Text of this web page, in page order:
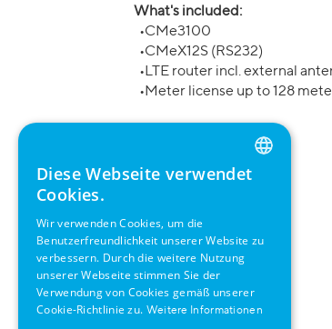
What's included:
•CMe3100
•CMeX12S (RS232)
•LTE router incl. external
•Meter license up to 128
ENGLISH
SWEDISH
Diese Webseite verwendet
Cookies.
Wir verwenden Cookies, um die
Benutzerfreundlichkeit unserer Website zu
verbessern. Durch die weitere Nutzung
unserer Webseite stimmen Sie der
Verwendung von Cookies gemäß unserer
Cookie-Richtlinie zu. Weitere Informationen